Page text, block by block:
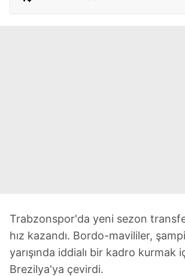
Trabzonspor'da yeni sezon
hız kazandı. Bordo-mavililer,
yarışında iddialı bir kadro kurmak
Brezilya'ya çevirdi.